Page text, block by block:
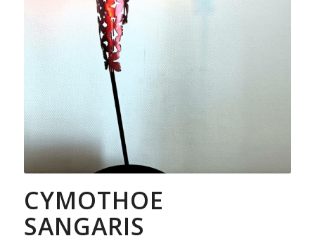
CYMOTHOE
SANGARIS